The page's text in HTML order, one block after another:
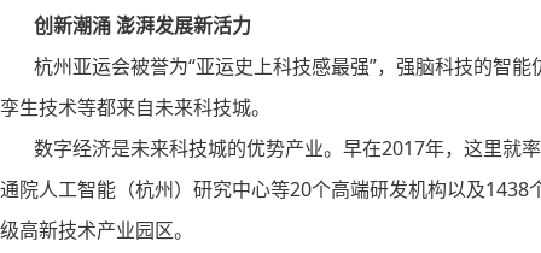
创新潮涌 澎湃发展新活力
杭州亚运会被誉为“亚运史上科技感最强”，强脑科技的智能
孪生技术等都来自未来科技城。
数字经济是未来科技城的优势产业。早在2017年，这里就
通院人工智能（杭州）研究中心等20个高端研发机构以及
级高新技术产业园区。